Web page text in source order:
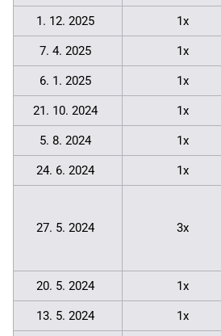
1. 12. 2025 1x
7. 4. 2025 1x
6. 1. 2025 1x
21. 10. 2024 1x
5. 8. 2024 1x
24. 6. 2024 1x
27. 5. 2024 3x
20. 5. 2024 1x
13. 5. 2024 1x